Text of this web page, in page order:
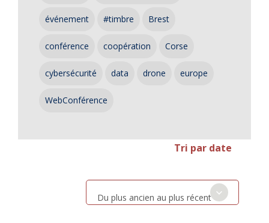
événement #timbre Brest
conférence coopération Corse
cybersécurité data drone europe
WebConférence
Tri par date
Du plus ancien au plus récent